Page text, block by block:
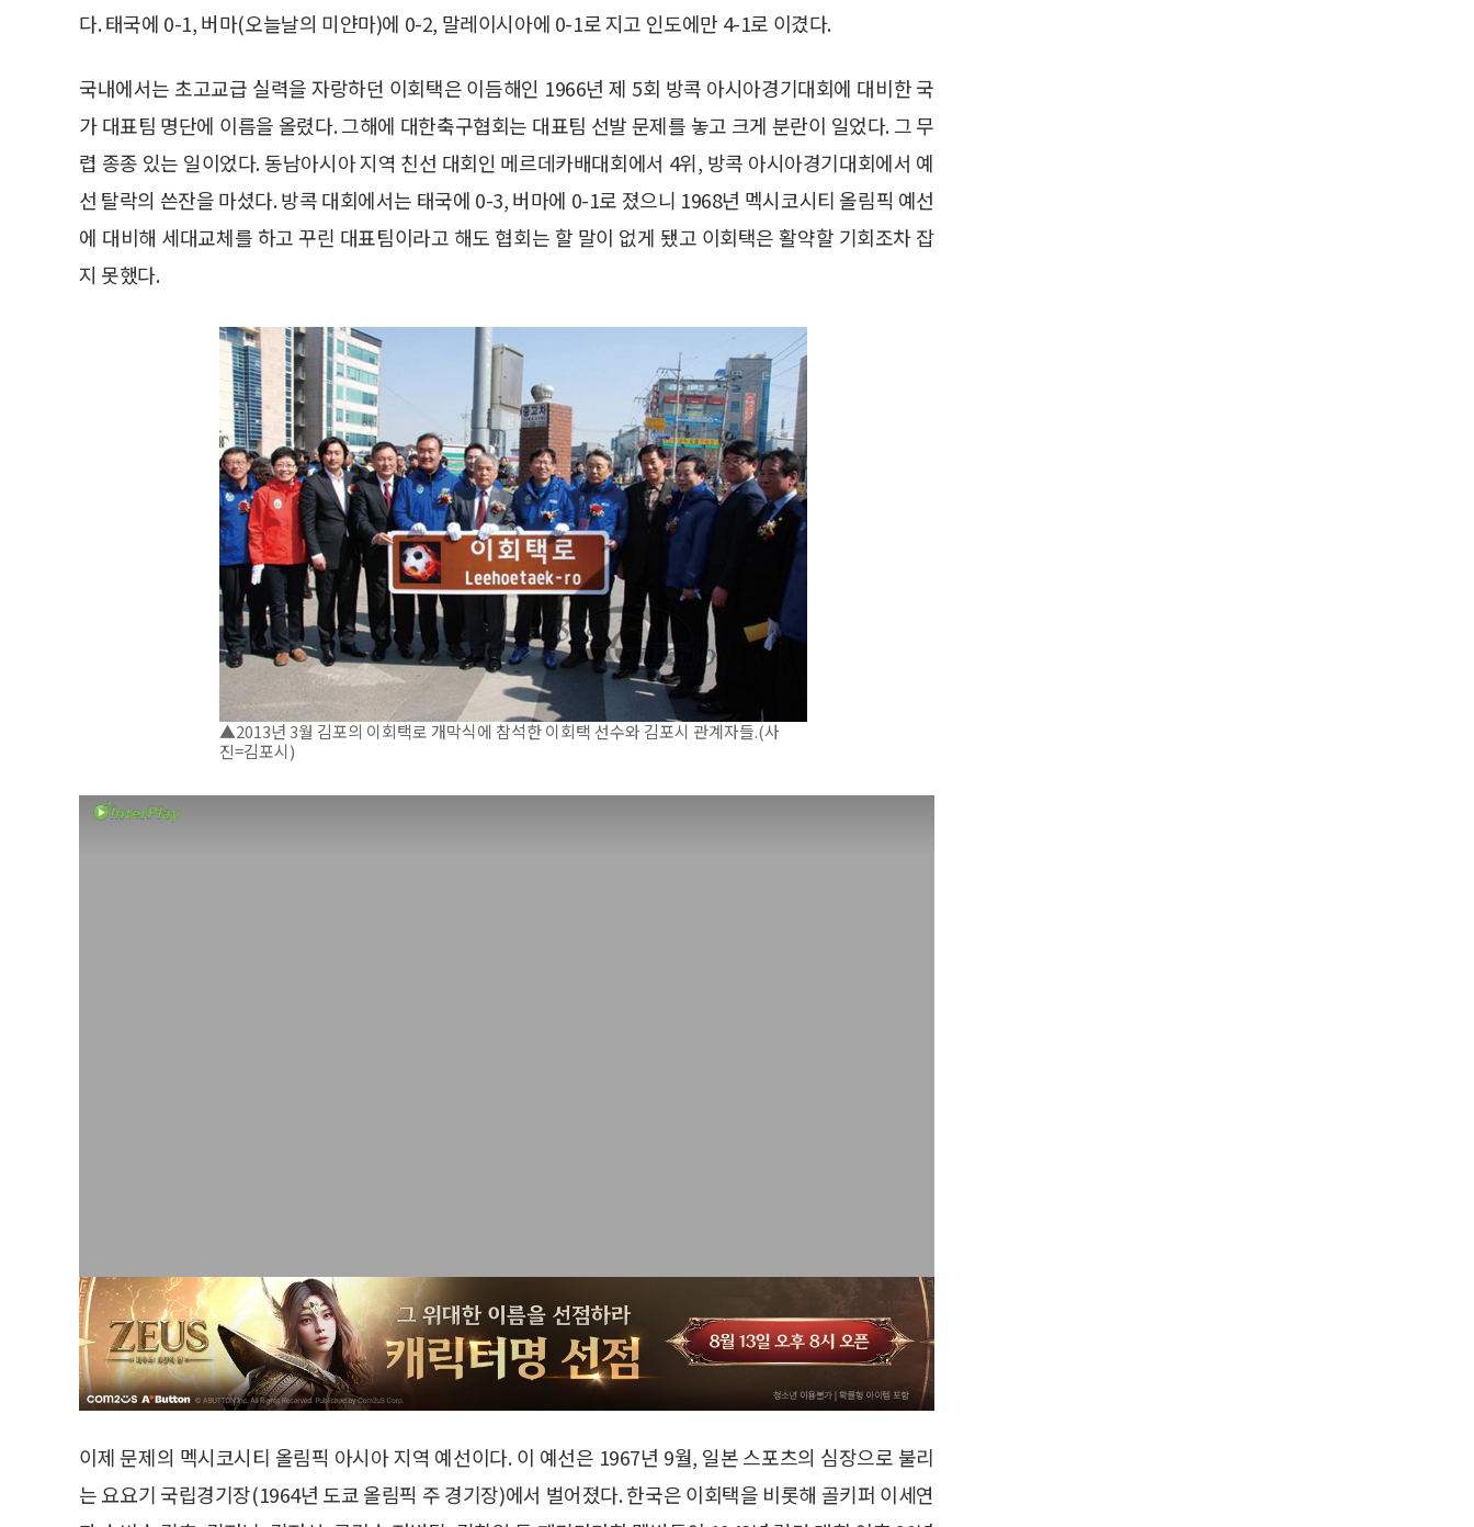
다. 태국에 0-1, 버마(오늘날의 미얀마)에 0-2, 말레이시아에 0-1로 지고 인도에만 4-1로 이겼다.
국내에서는 초고교급 실력을 자랑하던 이회택은 이듬해인 1966년 제 5회 방콕 아시아경기대회에 대비한 국
가 대표팀 명단에 이름을 올렸다. 그해에 대한축구협회는 대표팀 선발 문제를 놓고 크게 분란이 일었다. 그 무
렵 종종 있는 일이었다. 동남아시아 지역 친선 대회인 메르데카배대회에서 4위, 방콕 아시아경기대회에서 예
선 탈락의 쓴잔을 마셨다. 방콕 대회에서는 태국에 0-3, 버마에 0-1로 졌으니 1968년 멕시코시티 올림픽 예선
에 대비해 세대교체를 하고 꾸린 대표팀이라고 해도 협회는 할 말이 없게 됐고 이회택은 활약할 기회조차 잡
지 못했다.
▲2013년 3월 김포의 이회택로 개막식에 참석한 이회택 선수와 김포시 관계자들.(사
진=김포시)
이제 문제의 멕시코시티 올림픽 아시아 지역 예선이다. 이 예선은 1967년 9월, 일본 스포츠의 심장으로 불리
는 요요기 국립경기장(1964년 도쿄 올림픽 주 경기장)에서 벌어졌다. 한국은 이회택을 비롯해 골키퍼 이세연